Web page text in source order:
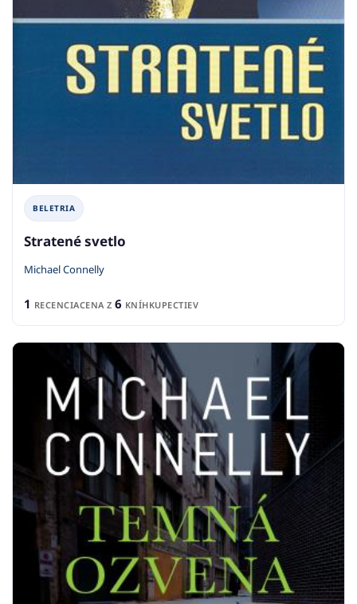
BELETRIA
Stratené svetlo
Michael Connelly
1 RECENCIACENA Z 6 KNÍHKUPECTIEV